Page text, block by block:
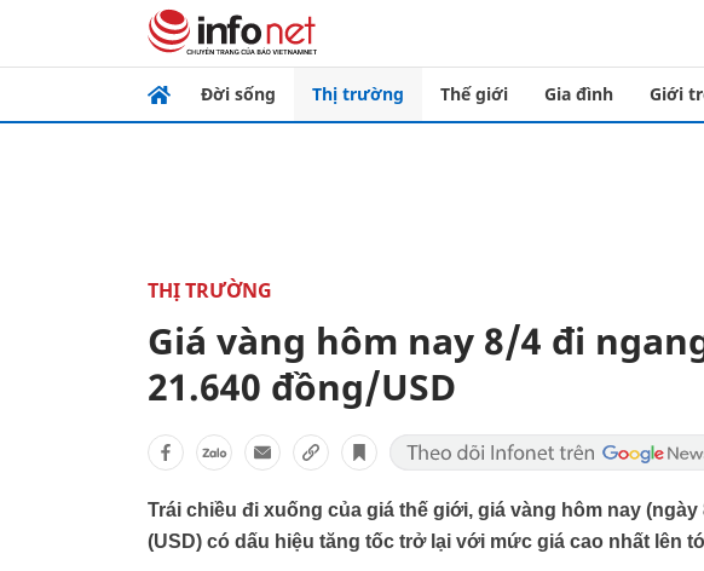
Đời sống Thị trường Thế giới Gia đình Giới
THỊ TRƯỜNG
Giá vàng hôm nay 8/4 đi
21.640 đồng/USD
Trái chiều đi xuống của giá thế giới, giá vàng hôm nay
(USD) có dấu hiệu tăng tốc trở lại với mức giá cao nhất lên